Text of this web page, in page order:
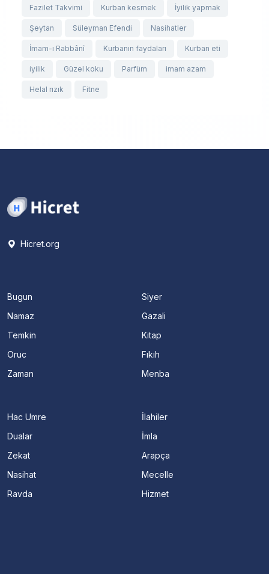
Fazilet Takvimi Kurban kesmek İyilik yapmak
Şeytan Süleyman Efendi Nasihatler
İmam-ı Rabbânî Kurbanın faydaları Kurban eti
iyilik Güzel koku Parfüm imam azam
Helal rızık Fitne
Hicret.org
Bugun
Namaz
Temkin
Oruc
Zaman
Siyer
Gazali
Kitap
Fıkıh
Menba
Hac Umre
Dualar
Zekat
Nasihat
Ravda
İlahiler
İmla
Arapça
Mecelle
Hizmet